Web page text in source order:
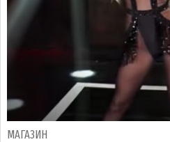
МАГАЗИН